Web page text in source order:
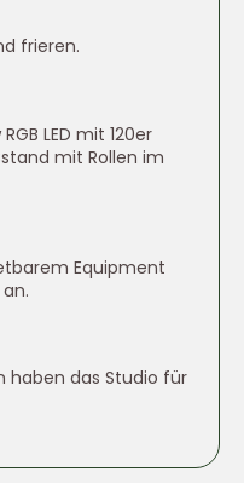
frieren.
LED mit 120er
mit Rollen im
Equipment
haben das Studio für